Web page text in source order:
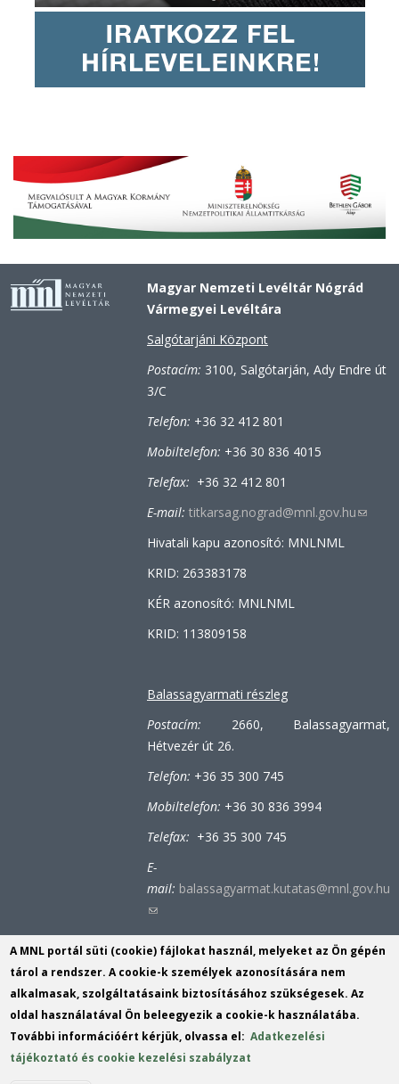
Magyar Nemzeti Levéltár Nógrád
Vármegyei Levéltára
Salgótarjáni Központ
Postacím: 3100, Salgótarján, Ady Endre út
3/C
Telefon: +36 32 412 801
Mobiltelefon: +36 30 836 4015
Telefax: +36 32 412 801
E-mail: titkarsag.nograd@mnl.gov.hu(link
Hivatali kapu azonosító: MNLNML
KRID: 263383178
KÉR azonosító: MNLNML
KRID: 113809158
Balassagyarmati részleg
Postacím: 2660, Balassagyarmat,
Hétvezér út 26.
Telefon: +36 35 300 745
Mobiltelefon: +36 30 836 3994
Telefax: +36 35 300 745
E-
mail: balassagyarmat.kutatas@mnl.gov.hu
(link
sends
e-
mail)
Bátonyterenyei-tiribesi részleg
Postacím:3070, Bátonyterenye (Tiribes),
Bolyókpuszta 6.
Telefon:+36 32 353 152
A MNL portál süti (cookie) fájlokat használ, melyeket az Ön gépén
tárol a rendszer. A cookie-k személyek azonosítására nem
alkalmasak, szolgáltatásaink biztosításához szükségesek. Az
oldal használatával Ön beleegyezik a cookie-k használatába.
További információért kérjük, olvassa el:Adatkezelési
tájékoztató és cookie kezelési szabályzat